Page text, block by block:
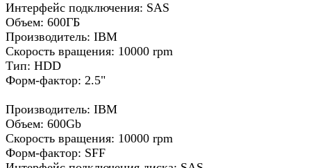
Интерфейс подключения: SAS
Объем: 600ГБ
Производитель: IBM
Скорость вращения: 10000 rpm
Тип: HDD
Форм-фактор: 2.5"
Производитель: IBM
Объем: 600Gb
Скорость вращения: 10000 rpm
Форм-фактор: SFF